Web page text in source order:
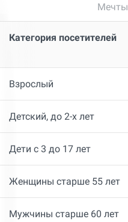
Мечты
Категория посетителей
Взрослый
Детский, до 2-х лет
Дети с 3 до 17 лет
Женщины старше 55 лет
Мужчины старше 60 лет